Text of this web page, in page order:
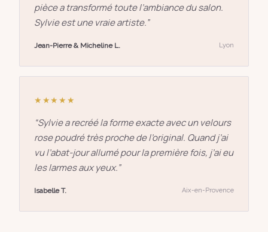
pièce a transformé toute l’ambiance du salon.
Sylvie est une vraie artiste.”
Jean-Pierre & Micheline L. Lyon
★★★★★
“Sylvie a recréé la forme exacte avec un velours
rose poudré très proche de l’original. Quand j’ai
vu l’abat-jour allumé pour la première fois, j’ai eu
les larmes aux yeux.”
Isabelle T. Aix-en-Provence